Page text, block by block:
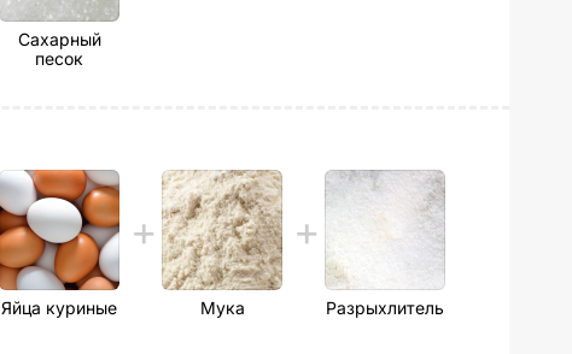
Сахарный
песок
Яйца куриные Мука Разрыхлитель